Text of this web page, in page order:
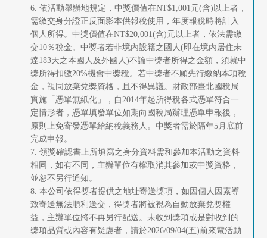
6. 依活動舉辦地規定，中獎價值在NT$1,001元(含)以上者，
需繳交身分證正反面影本供報稅使用，年度報稅時將計入
個人所得。中獎價值在NT$20,001(含)元以上者，依法需繳
交10％稅金。中獎者若非境內設籍之國人(即在境內居住未
達183天之本國人及外國人)不論中獎者所得之金額，須就中
獎所得扣繳20%機會中獎稅。若中獎者不願先行繳納本項稅
金，視同放棄兌獎資格，且不得異議。財政部臺北國稅局
實施「憑單無紙化」，自2014年起所得稅各式憑單符合一
定情形者，憑單填發單位如期向國稅局辦理憑單申報後，
原則上免寄發憑單給納稅義務人。中獎者需於隔年5月底前
完成申報。
7. 領獎確認書上所填寫之身分資料需和參加本活動之資料
相同，如有不同，主辦單位有權取消其參加或中獎資格，
並恕不另行通知。
8. 本公司依得獎者提供之地址寄送獎項，如因個人因素導
致寄送無法順利送交，得獎者將被視為自動放棄兌獎權
益，主辦單位將不再另行配送。未收到獎項或是對收到的
獎項品質或內容有疑慮者，請於2026/09/04(五)前來電活動